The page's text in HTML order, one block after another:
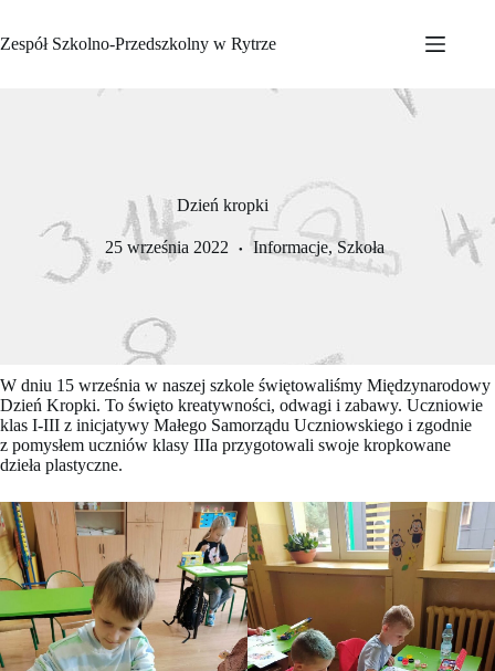
treści
Zespół Szkolno-Przedszkolny w Rytrze
Dzień kropki
25 września 2022 Informacje,Szkoła
W dniu 15 września w naszej szkole świętowaliśmy Międzynarodowy
Dzień Kropki. To święto kreatywności, odwagi i zabawy. Uczniowie
klas I-III z inicjatywy Małego Samorządu Uczniowskiego i zgodnie
z pomysłem uczniów klasy IIIa przygotowali swoje kropkowane
dzieła plastyczne.